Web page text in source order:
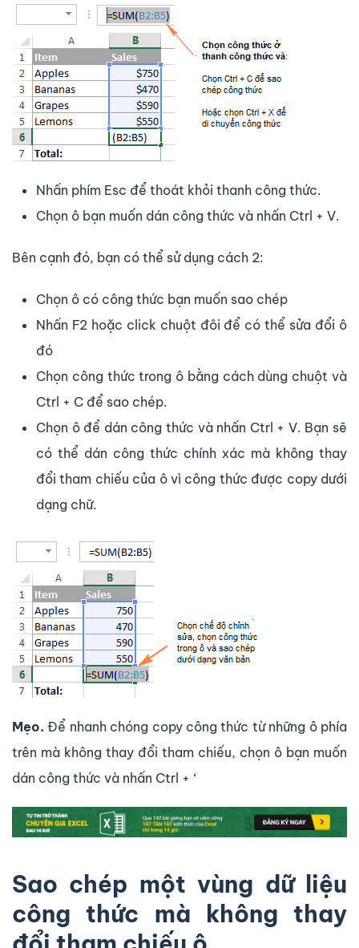
Nhấn phím Esc để thoát khỏi thanh công thức.
Chọn ô bạn muốn dán công thức và nhấn Ctrl + V.
Bên cạnh đó, bạn có thể sử dụng cách 2:
Chọn ô có công thức bạn muốn sao chép
Nhấn F2 hoặc click chuột đôi để có thể sửa đổi ô
đó
Chọn công thức trong ô bằng cách dùng chuột và
Ctrl + C để sao chép.
Chọn ô để dán công thức và nhấn Ctrl + V. Bạn sẽ
có thể dán công thức chính xác mà không thay
đổi tham chiếu của ô vì công thức được copy dưới
dạng chữ.
Mẹo. Để nhanh chóng copy công thức từ những ô phía
trên mà không thay đổi tham chiếu, chọn ô bạn muốn
dán công thức và nhấn Ctrl + ‘
Sao chép một vùng dữ liệu
công thức mà không thay